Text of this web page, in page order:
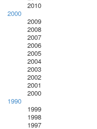
2010
2000
2009
2008
2007
2006
2005
2004
2003
2002
2001
2000
1990
1999
1998
1997